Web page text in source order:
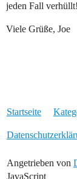
jeden Fall verhüllt!
Viele Grüße, Joe
Startseite
Angetrieben von
JavaScript